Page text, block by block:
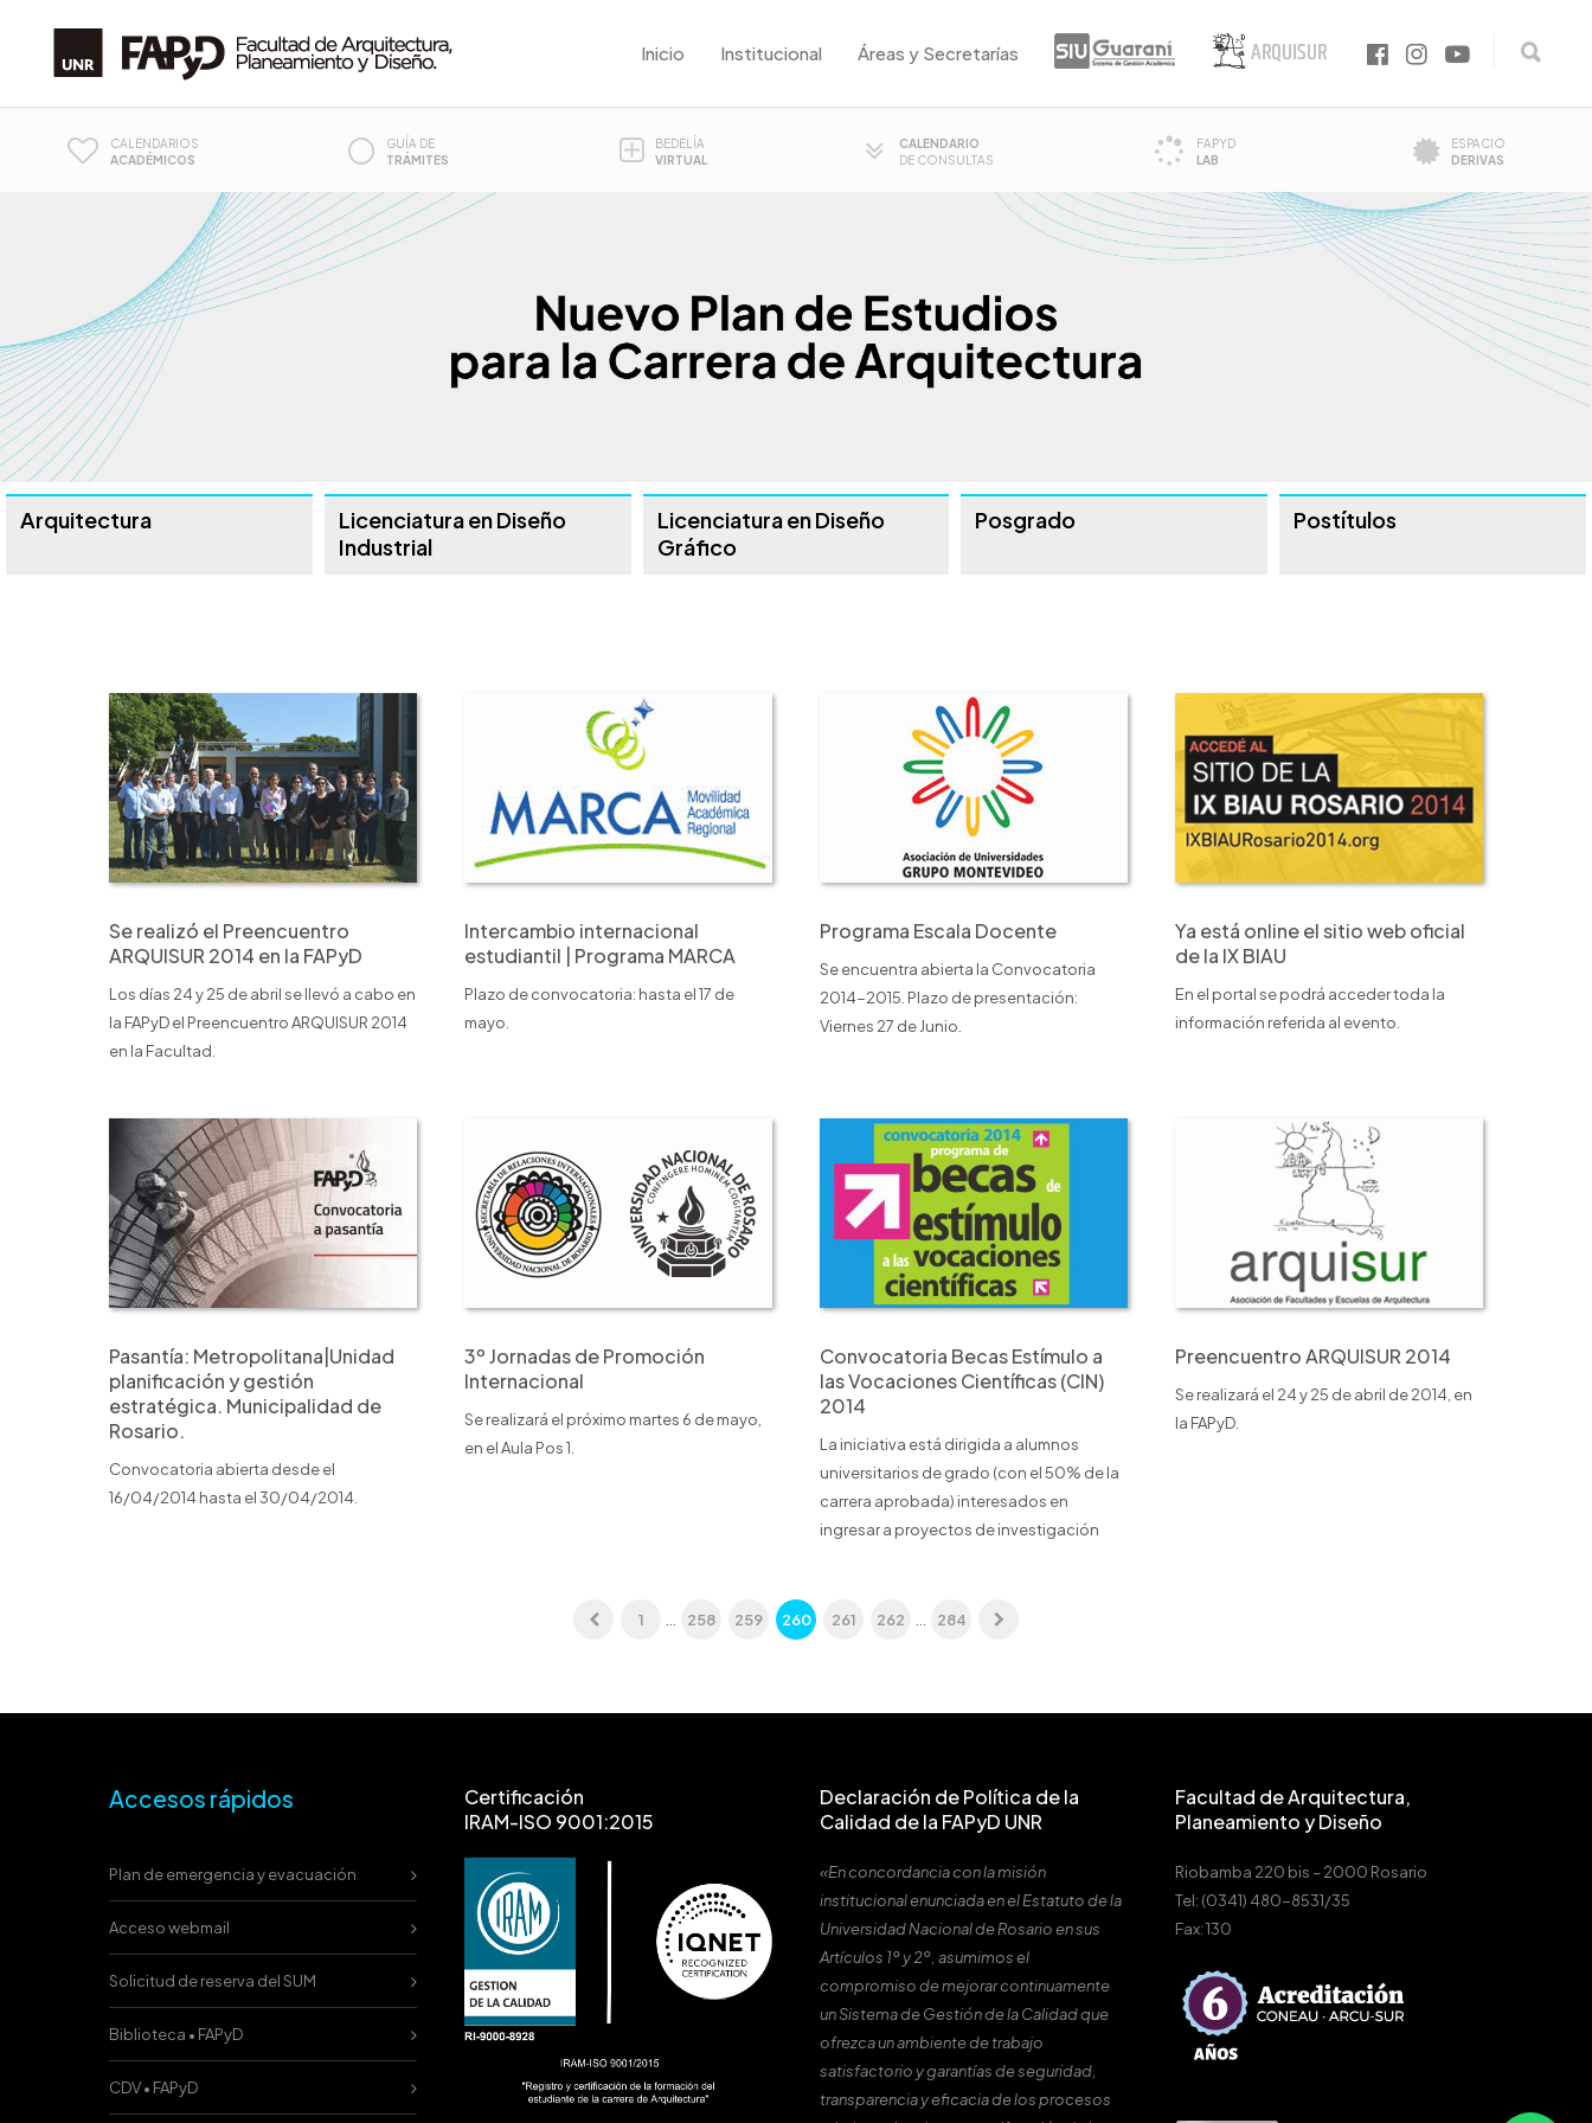
Inicio Institucional Áreas y Secretarías
CALENDARIOS
ACADÉMICOS
GUÍA DE
TRÁMITES
BEDELÍA
VIRTUAL
CALENDARIO
DE CONSULTAS
FAPYD
LAB
ESPACIO
DERIVAS
Arquitectura
Licenciatura en Diseño
Industrial
Licenciatura en Diseño
Gráfico
Posgrado Postítulos
Se realizó el Preencuentro
ARQUISUR 2014 en la FAPyD
Los días 24 y 25 de abril se llevó a cabo en
la FAPyD el Preencuentro ARQUISUR 2014
en la Facultad.
Intercambio internacional
estudiantil | Programa MARCA
Plazo de convocatoria: hasta el 17 de
mayo.
Programa Escala Docente
Se encuentra abierta la Convocatoria
2014-2015. Plazo de presentación:
Viernes 27 de Junio.
Ya está online el sitio web oficial
de la IX BIAU
En el portal se podrá acceder toda la
información referida al evento.
Pasantía: Metropolitana|Unidad
planificación y gestión
estratégica. Municipalidad de
Rosario.
Convocatoria abierta desde el
16/04/2014 hasta el 30/04/2014.
3º Jornadas de Promoción
Internacional
Se realizará el próximo martes 6 de mayo,
en el Aula Pos 1.
Convocatoria Becas Estímulo a
las Vocaciones Científicas (CIN)
2014
La iniciativa está dirigida a alumnos
universitarios de grado (con el 50% de la
carrera aprobada) interesados en
ingresar a proyectos de investigación
Preencuentro ARQUISUR 2014
Se realizará el 24 y 25 de abril de 2014, en
la FAPyD.
1 258 259 260 261 262 284
Accesos rápidos
Plan de emergencia y evacuación
Acceso webmail
Solicitud de reserva del SUM
Biblioteca • FAPyD
CDV • FAPyD
Certificación
IRAM-ISO 9001:2015
Declaración de Política de la
Calidad de la FAPyD UNR
«En concordancia con la misión
institucional enunciada en el Estatuto de la
Universidad Nacional de Rosario en sus
Artículos 1º y 2º, asumimos el
compromiso de mejorar continuamente
un Sistema de Gestión de la Calidad que
ofrezca un ambiente de trabajo
satisfactorio y garantías de seguridad,
transparencia y eficacia de los procesos
Facultad de Arquitectura,
Planeamiento y Diseño
Riobamba 220 bis – 2000 Rosario
Tel: (0341) 480-8531/35
Fax: 130